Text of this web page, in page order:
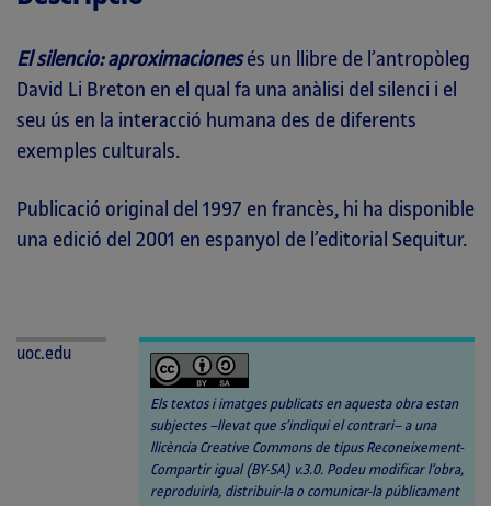
El silencio: aproximacionesés un llibre de l’antropòleg
David Li Breton en el qual fa una anàlisi del silenci i el
seu ús en la interacció humana des de diferents
exemples culturals.
Publicació original del 1997 en francès, hi ha disponible
una edició del 2001 en espanyol de l’editorial Sequitur.
uoc.edu
Els textos i imatges publicats en aquesta obra estan
subjectes –llevat que s’indiqui el contrari– a una
llicència Creative Commons de tipus Reconeixement-
Compartir igual (BY-SA) v.3.0. Podeu modificar l’obra,
reproduirla, distribuir-la o comunicar-la públicament